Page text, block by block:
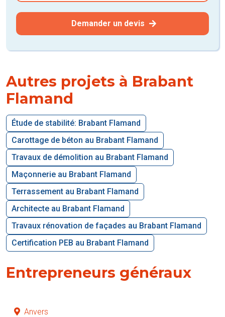
Demander un devis
Autres projets à Brabant
Flamand
Étude de stabilité: Brabant Flamand
Carottage de béton au Brabant Flamand
Travaux de démolition au Brabant Flamand
Maçonnerie au Brabant Flamand
Terrassement au Brabant Flamand
Architecte au Brabant Flamand
Travaux rénovation de façades au Brabant Flamand
Certification PEB au Brabant Flamand
Entrepreneurs généraux
Anvers